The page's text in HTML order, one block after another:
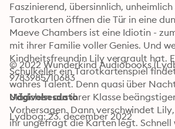
Faszinierend, übersinnlich, unheimlich
Tarotkarten öffnen die Tür in eine
Maeve Chambers ist eine Idiotin -
mit ihrer Familie voller Genies. Und
Kindheitsfreundin Lily vergrault hat.
Schulkeller ein Tarotkartenspiel
wahres Talent. Denn quasi über
Mädchen aus ihrer Klasse
Vorhersagen. Dann verschwindet
ihr ungefragt die Karten legt. Schnell
© 2022 Wunderkind Audiobooks
9783985710683
Udgivelsesdato
Lydbog: 23. december 2022